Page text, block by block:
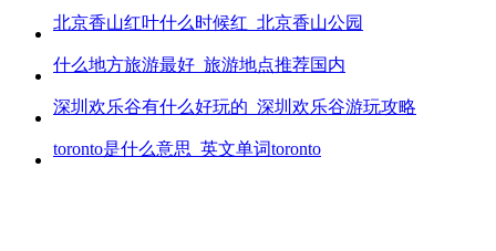
北京香山红叶什么时候红_北京香山公园
什么地方旅游最好_旅游地点推荐国内
深圳欢乐谷有什么好玩的_深圳欢乐谷游玩攻略
toronto是什么意思_英文单词toronto